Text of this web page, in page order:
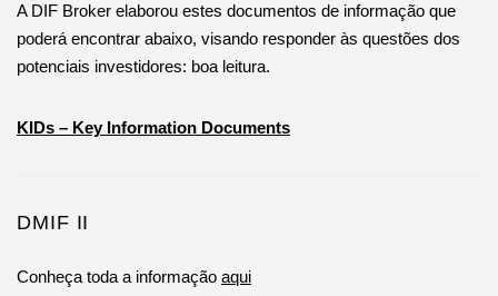
A DIF Broker elaborou estes documentos de informação que
poderá encontrar abaixo, visando responder às questões dos
potenciais investidores: boa leitura.
KIDs – Key Information Documents
DMIF II
Conheça toda a informação aqui